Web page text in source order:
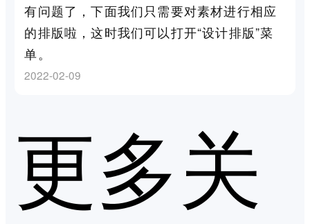
有问题了，下面我们只需要对素材进行相应
的排版啦，这时我们可以打开“设计排版”菜
单。
2022-02-09
更多关